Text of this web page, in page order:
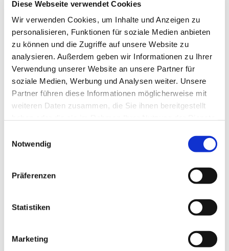
Diese Webseite verwendet Cookies
Wir verwenden Cookies, um Inhalte und Anzeigen zu
personalisieren, Funktionen für soziale Medien anbieten
zu können und die Zugriffe auf unsere Website zu
analysieren. Außerdem geben wir Informationen zu Ihrer
Verwendung unserer Website an unsere Partner für
soziale Medien, Werbung und Analysen weiter. Unsere
Partner führen diese Informationen möglicherweise mit
weiteren Daten zusammen, die Sie ihnen bereitgestellt
Notwendig
Präferenzen
Statistiken
Marketing
25524 Heiligenstedten
Tel.: 04821-403938-0
Fax: 04821-403938-9
E-mail:info@dhsv-
wilstermarsch.de
Deich- und
Hauptsielverband
Blomestraße 60
Fax: 04821-403938-9
Deich- und